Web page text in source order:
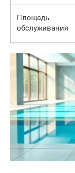
Площадь
обслуживания